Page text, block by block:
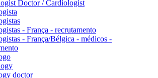
Doctor / Cardiologist
- França - recrutamento
- França/Bélgica - médicos -
doctor